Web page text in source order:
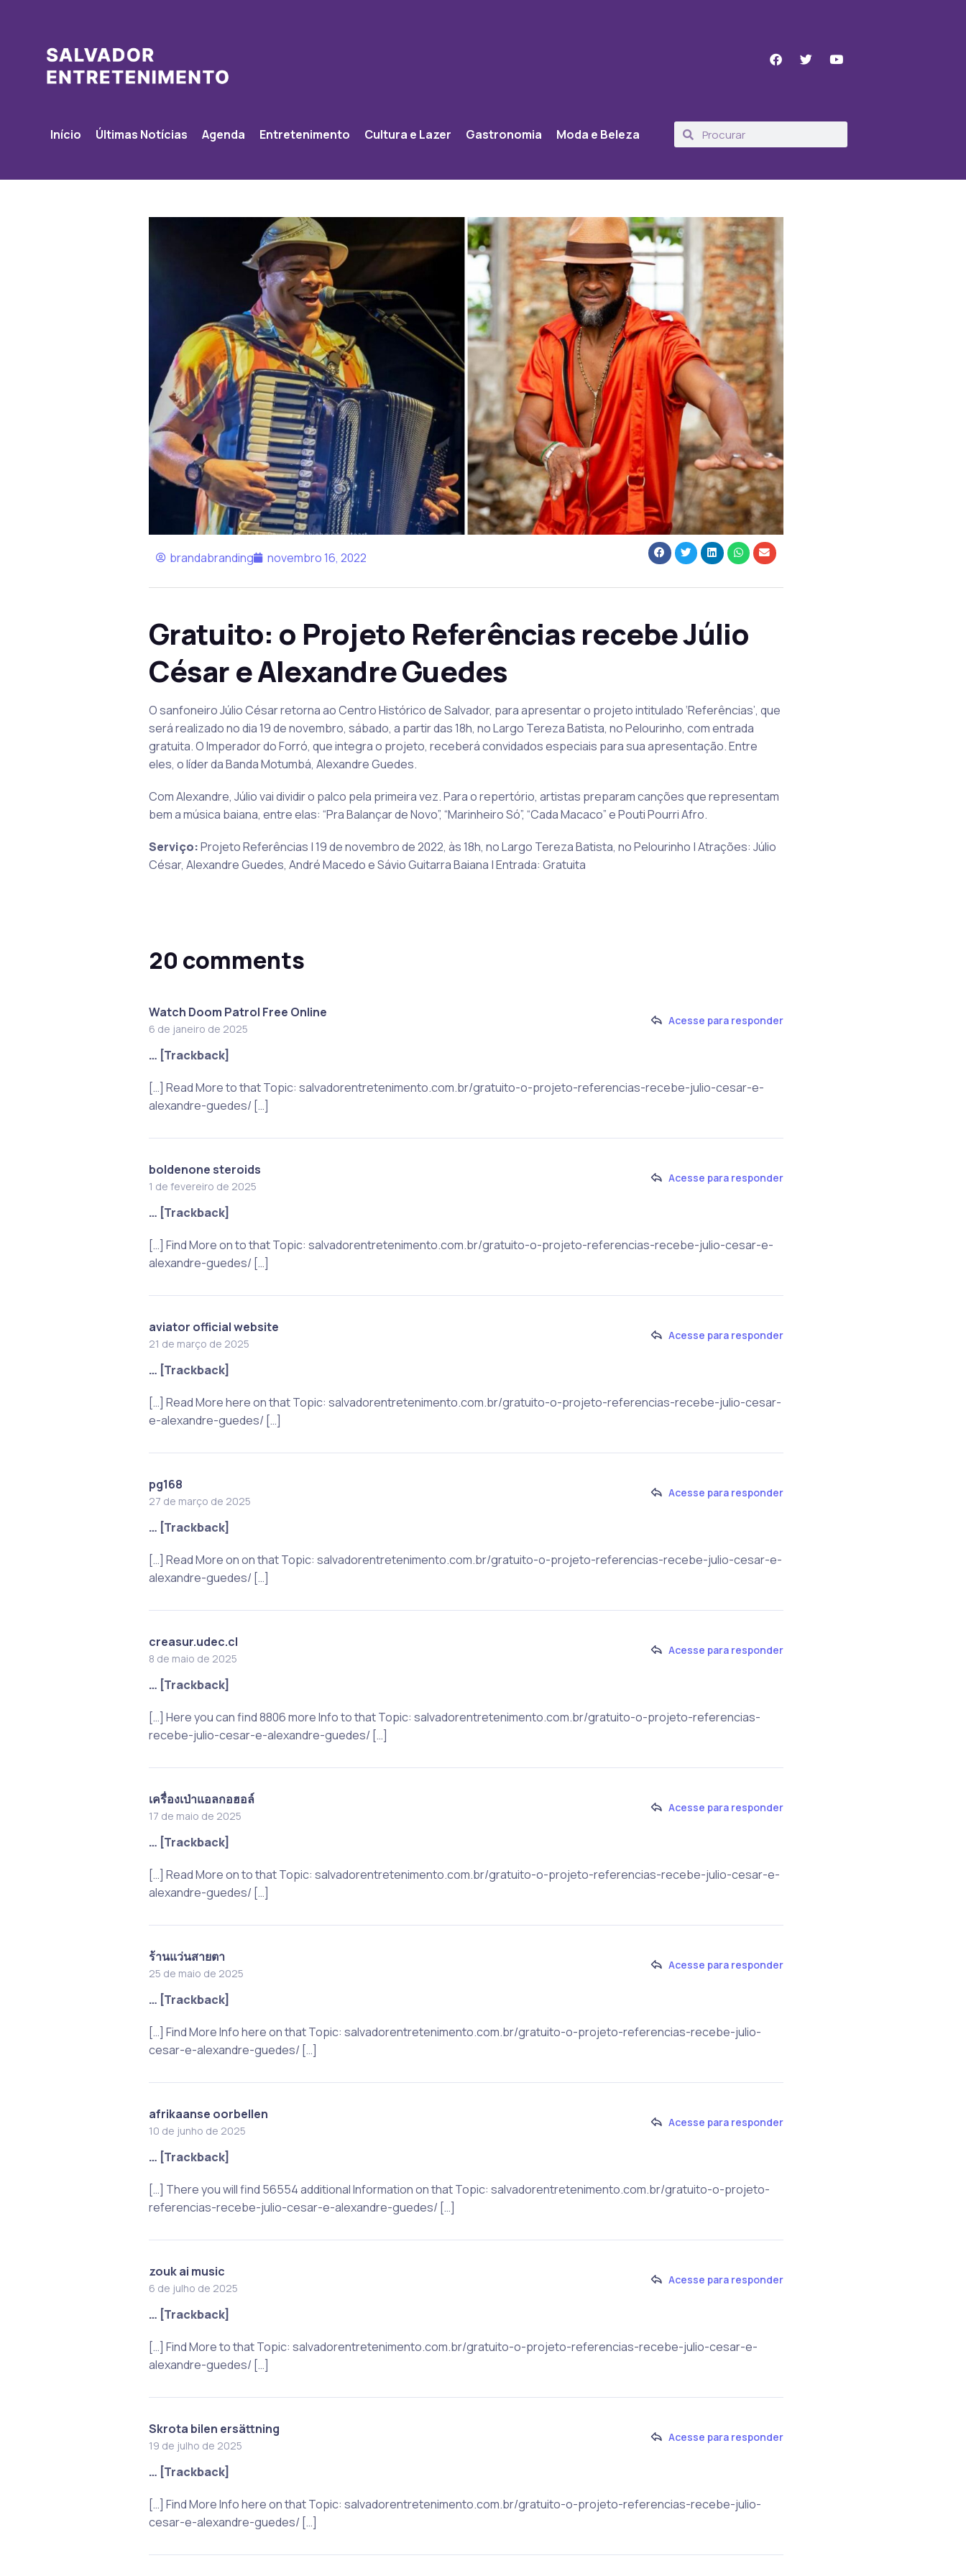
Início Últimas Notícias Agenda Entretenimento Cultura e Lazer Gastronomia Moda e Beleza
brandabranding novembro 16, 2022
Gratuito: o Projeto Referências recebe Júlio
César e Alexandre Guedes
O sanfoneiro Júlio César retorna ao Centro Histórico de Salvador, para apresentar o projeto intitulado ‘Referências’, que
será realizado no dia 19 de novembro, sábado, a partir das 18h, no Largo Tereza Batista, no Pelourinho, com entrada
gratuita. O Imperador do Forró, que integra o projeto, receberá convidados especiais para sua apresentação. Entre
eles, o líder da Banda Motumbá, Alexandre Guedes.
Com Alexandre, Júlio vai dividir o palco pela primeira vez. Para o repertório, artistas preparam canções que representam
bem a música baiana, entre elas: “Pra Balançar de Novo”, “Marinheiro Só”, “Cada Macaco” e Pouti Pourri Afro.
Serviço:Projeto Referências | 19 de novembro de 2022, às 18h, no Largo Tereza Batista, no Pelourinho | Atrações: Júlio
César, Alexandre Guedes, André Macedo e Sávio Guitarra Baiana | Entrada: Gratuita
20 comments
Watch Doom Patrol Free Online
6 de janeiro de 2025
Acesse para responder
… [Trackback]
[…] Read More to that Topic: salvadorentretenimento.com.br/gratuito-o-projeto-referencias-recebe-julio-cesar-e-
alexandre-guedes/ […]
boldenone steroids
1 de fevereiro de 2025
Acesse para responder
… [Trackback]
[…] Find More on to that Topic: salvadorentretenimento.com.br/gratuito-o-projeto-referencias-recebe-julio-cesar-e-
alexandre-guedes/ […]
aviator official website
21 de março de 2025
Acesse para responder
… [Trackback]
[…] Read More here on that Topic: salvadorentretenimento.com.br/gratuito-o-projeto-referencias-recebe-julio-cesar-
e-alexandre-guedes/ […]
pg168
27 de março de 2025
Acesse para responder
… [Trackback]
[…] Read More on on that Topic: salvadorentretenimento.com.br/gratuito-o-projeto-referencias-recebe-julio-cesar-e-
alexandre-guedes/ […]
creasur.udec.cl
8 de maio de 2025
Acesse para responder
… [Trackback]
[…] Here you can find 8806 more Info to that Topic: salvadorentretenimento.com.br/gratuito-o-projeto-referencias-
recebe-julio-cesar-e-alexandre-guedes/ […]
เครื่องเป่าแอลกอฮอล์
17 de maio de 2025
Acesse para responder
… [Trackback]
[…] Read More on to that Topic: salvadorentretenimento.com.br/gratuito-o-projeto-referencias-recebe-julio-cesar-e-
alexandre-guedes/ […]
ร้านแว่นสายตา
25 de maio de 2025
Acesse para responder
… [Trackback]
[…] Find More Info here on that Topic: salvadorentretenimento.com.br/gratuito-o-projeto-referencias-recebe-julio-
cesar-e-alexandre-guedes/ […]
afrikaanse oorbellen
10 de junho de 2025
Acesse para responder
… [Trackback]
[…] There you will find 56554 additional Information on that Topic: salvadorentretenimento.com.br/gratuito-o-projeto-
referencias-recebe-julio-cesar-e-alexandre-guedes/ […]
zouk ai music
6 de julho de 2025
Acesse para responder
… [Trackback]
[…] Find More to that Topic: salvadorentretenimento.com.br/gratuito-o-projeto-referencias-recebe-julio-cesar-e-
alexandre-guedes/ […]
Skrota bilen ersättning
19 de julho de 2025
Acesse para responder
… [Trackback]
[…] Find More Info here on that Topic: salvadorentretenimento.com.br/gratuito-o-projeto-referencias-recebe-julio-
cesar-e-alexandre-guedes/ […]